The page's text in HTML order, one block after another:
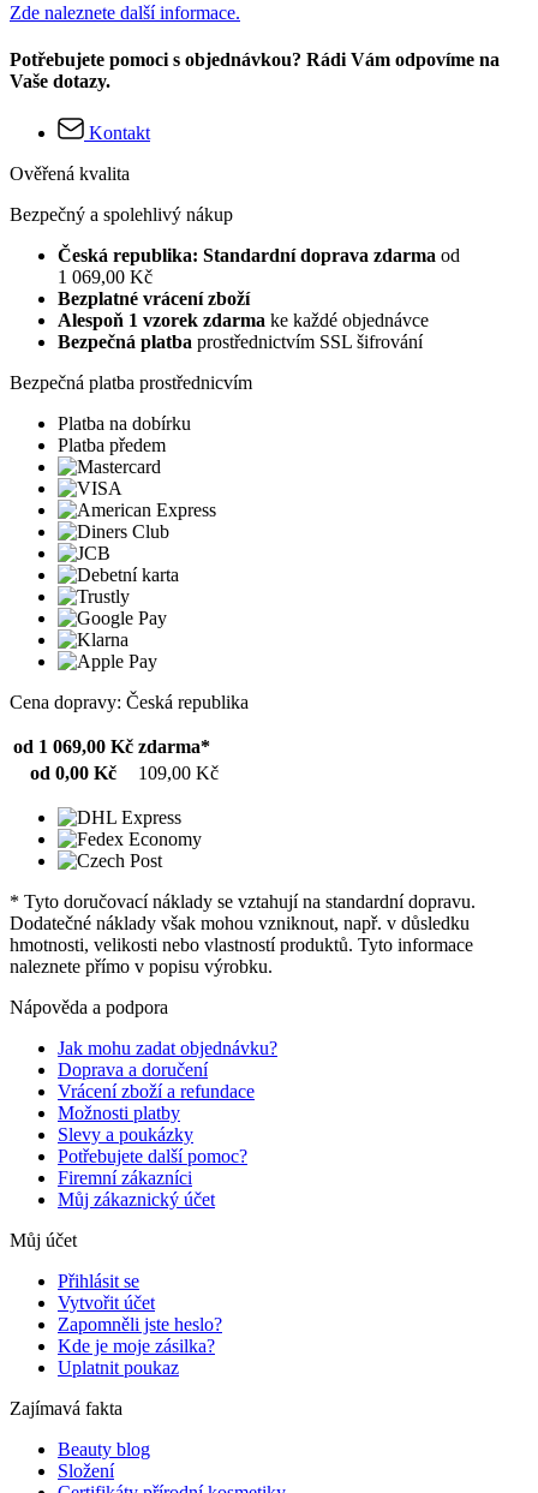
Zde naleznete další informace.
Potřebujete pomoci s objednávkou? Rádi Vám odpovíme na
Vaše dotazy.
Kontakt
Ověřená kvalita
Bezpečný a spolehlivý nákup
Česká republika: Standardní doprava zdarma od
1 069,00 Kč
Bezplatné vrácení zboží
Alespoň 1 vzorek zdarma ke každé objednávce
Bezpečná platba prostřednictvím SSL šifrování
Bezpečná platba prostřednicvím
Platba na dobírku
Platba předem
Cena dopravy: Česká republika
od 1 069,00 Kč zdarma*
od 0,00 Kč
109,00 Kč
* Tyto doručovací náklady se vztahují na standardní dopravu.
Dodatečné náklady však mohou vzniknout, např. v důsledku
hmotnosti, velikosti nebo vlastností produktů. Tyto informace
naleznete přímo v popisu výrobku.
Nápověda a podpora
Jak mohu zadat objednávku?
Doprava a doručení
Vrácení zboží a refundace
Možnosti platby
Slevy a poukázky
Potřebujete další pomoc?
Firemní zákazníci
Můj zákaznický účet
Můj účet
Přihlásit se
Vytvořit účet
Zapomněli jste heslo?
Kde je moje zásilka?
Uplatnit poukaz
Zajímavá fakta
Beauty blog
Složení